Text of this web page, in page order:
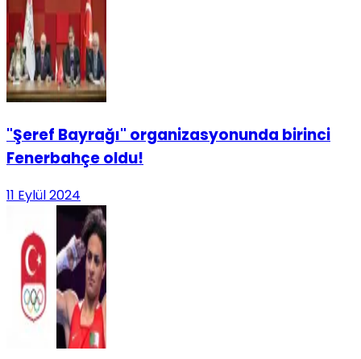
"Şeref Bayrağı" organizasyonunda birinci
Fenerbahçe oldu!
11 Eylül 2024